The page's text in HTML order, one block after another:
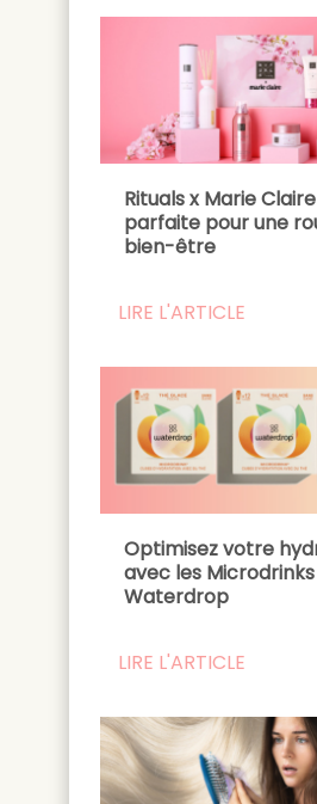
Rituals x Marie
parfaite pour une
bien-être
LIRE L'ARTICLE
Optimisez votre
avec les Microdrinks
Waterdrop
LIRE L'ARTICLE